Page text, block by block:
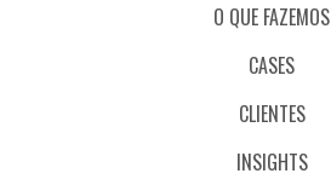
O QUE FAZEMOS
CASES
CLIENTES
INSIGHTS